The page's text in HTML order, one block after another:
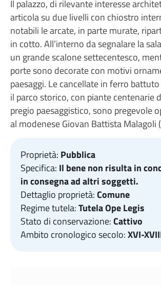
Il palazzo, di rilevante interesse
articola su due livelli con chiostro
notabili le arcate, in parte murate,
in cotto. All’interno da segnalare la
un grande scalone settecentesco,
porte sono decorate con motivi
paesaggi. Le cancellate in ferro
il parco storico, con piante centenarie
pregio paesaggistico, sono pregevole
al modenese Giovan Battista
Proprietà: Pubblica
Specifica: Il bene non risulta in
in consegna ad altri soggetti.
Dettaglio proprietà:Comune
Regime tutela:Tutela Ope Legis
Stato di conservazione:Cattivo
Ambito cronologico secolo:XVI-